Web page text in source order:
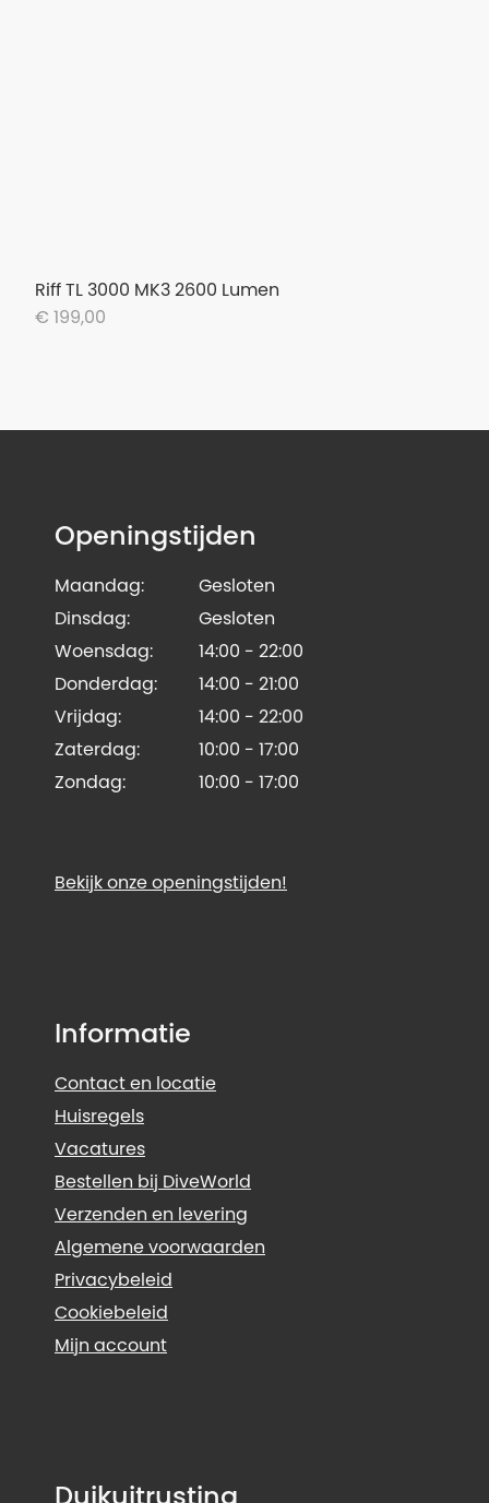
Riff TL 3000 MK3 2600 Lumen
€ 199,00
Openingstijden
Maandag:
Gesloten
Dinsdag:
Gesloten
Woensdag:
14:00 - 22:00
Donderdag:
14:00 - 21:00
Vrijdag:
14:00 - 22:00
Zaterdag:
10:00 - 17:00
Zondag:
10:00 - 17:00
Bekijk onze openingstijden!
Informatie
Contact en locatie
Huisregels
Vacatures
Bestellen bij DiveWorld
Verzenden en levering
Algemene voorwaarden
Privacybeleid
Cookiebeleid
Mijn account